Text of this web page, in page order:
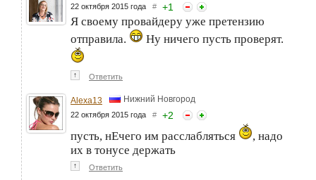
22 октября 2015 года # +1
Я своему провайдеру уже претензию
отправила.
Ну ничего пусть проверят.
↑ Ответить
Alexa13 Нижний Новгород
22 октября 2015 года # +2
пусть, нЕчего им расслабляться
, надо
их в тонусе держать
↑ Ответить